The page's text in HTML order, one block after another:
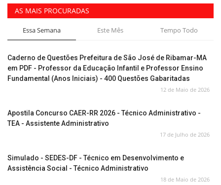
AS MAIS PROCURADAS
Essa Semana Este Mês Tempo Todo
Caderno de Questões Prefeitura de São José de Ribamar-MA
em PDF - Professor da Educação Infantil e Professor Ensino
Fundamental (Anos Iniciais) - 400 Questões Gabaritadas
12 de Maio de 2026
Apostila Concurso CAER-RR 2026 - Técnico Administrativo -
TEA - Assistente Administrativo
17 de Julho de 2026
Simulado - SEDES-DF - Técnico em Desenvolvimento e
Assistência Social - Técnico Administrativo
18 de Maio de 2026